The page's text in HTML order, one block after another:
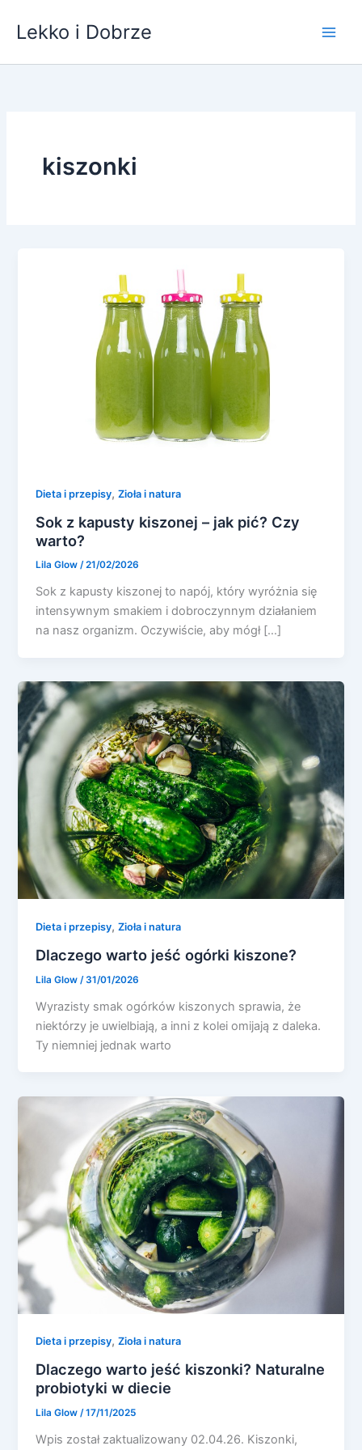
Lekko i Dobrze
kiszonki
Dieta i przepisy,Zioła i natura
Sok z kapusty kiszonej – jak pić? Czy
warto?
Lila Glow/21/02/2026
Sok z kapusty kiszonej to napój, który wyróżnia się
intensywnym smakiem i dobroczynnym działaniem
na nasz organizm. Oczywiście, aby mógł […]
Dieta i przepisy,Zioła i natura
Dlaczego warto jeść ogórki kiszone?
Lila Glow /31/01/2026
Wyrazisty smak ogórków kiszonych sprawia, że
niektórzy je uwielbiają, a inni z kolei omijają z daleka.
Ty niemniej jednak warto
Dieta i przepisy,Zioła i natura
Dlaczego warto jeść kiszonki? Naturalne
probiotyki w diecie
Lila Glow/17/11/2025
Wpis został zaktualizowany 02.04.26. Kiszonki,